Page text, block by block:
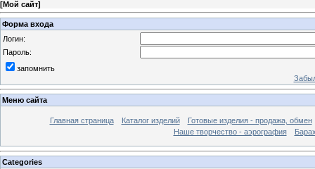
[Мой сайт]
Форма входа
Логин:
Пароль:
запомнить
Меню сайта
Главная страница Каталог изделий
Готовые изделия - продажа, обмен
Наше творчество - аэрография
Categories